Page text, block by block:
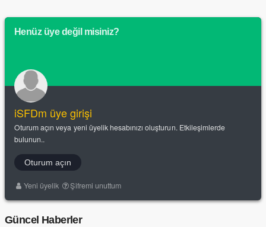
Henüz üye değil misiniz?
iSFDm üye girişi
Oturum açın veya yeni üyelik hesabınızı oluşturun. Etkileşimlerde
bulunun..
Oturum açın
Yeni üyelik Şifremi unuttum
Güncel Haberler